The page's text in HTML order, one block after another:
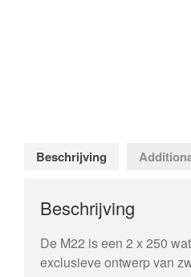
Beschrijving
Beschrijving
De M22 is een 2 x 250
exclusieve ontwerp van